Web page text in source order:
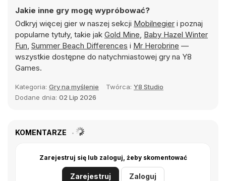
Jakie inne gry mogę wypróbować?
Odkryj więcej gier w naszej sekcji Mobilnegier i poznaj
popularne tytuły, takie jak Gold Mine, Baby Hazel Winter
Fun, Summer Beach Differences i Mr Herobrine —
wszystkie dostępne do natychmiastowej gry na Y8
Games.
Kategoria: Gry na myślenie Twórca: Y8 Studio
Dodane dnia: 02 Lip 2026
KOMENTARZE
Zarejestruj się lub zaloguj, żeby skomentować
Zarejestruj Zaloguj